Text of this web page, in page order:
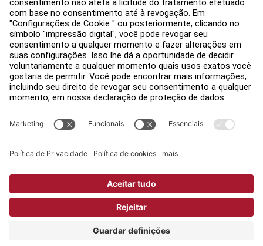
Acessibilidade
Faça login no Facility Connect
Configurações de Privacidade
Copyright © 2026 Life Fitness